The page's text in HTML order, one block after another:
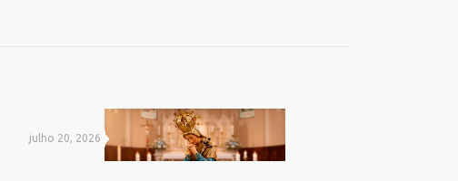
julho 20, 2026